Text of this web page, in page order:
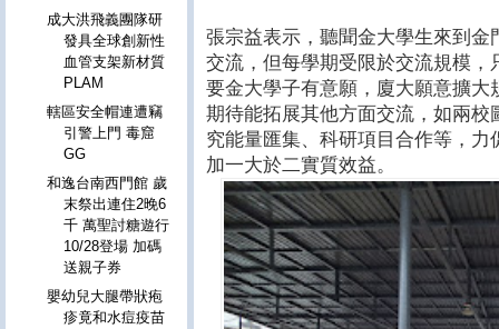
張宗益表示，聽聞金大學生來到
交流，但每學期受限於交流規模
要金大學子有意願，廈大願意擴
期待能拓展其他方面交流，如兩
究能量匯集、科研項目合作等，
加一大於二實質效益。
成大洪飛義團隊研
發具全球創新性
血管支架新材質
PLAM
轄區安全帽連遭竊
引警上門 毒窟
GG
和逸台南西門館 歲
末祭出連住2晚6
千 萬聖討糖遊行
10/28登場 加碼
送親子券
嬰幼兒大腿帶狀疱
疹竟和水痘疫苗